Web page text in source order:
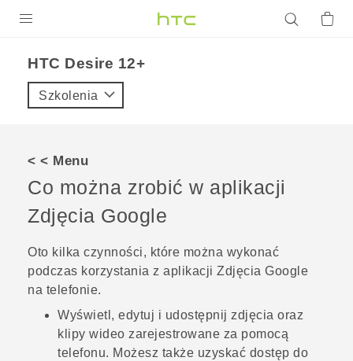
VIVE
VIVERSE
POMOC TECHNICZNA
Urządzenia i akcesoria HTC
Zaloguj się
HTC Desire 12+‎
Szkolenia
< < Menu
Co można zrobić w aplikacji
Zdjęcia Google
Oto kilka czynności, które można wykonać
podczas korzystania z aplikacji Zdjęcia Google
na telefonie.
Wyświetl, edytuj i udostępnij zdjęcia oraz
klipy wideo zarejestrowane za pomocą
telefonu. Możesz także uzyskać dostęp do